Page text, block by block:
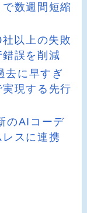
数週間短縮
以上の失敗
誤を削減
去に早すぎ
現する先行
のAIコーデ
スに連携